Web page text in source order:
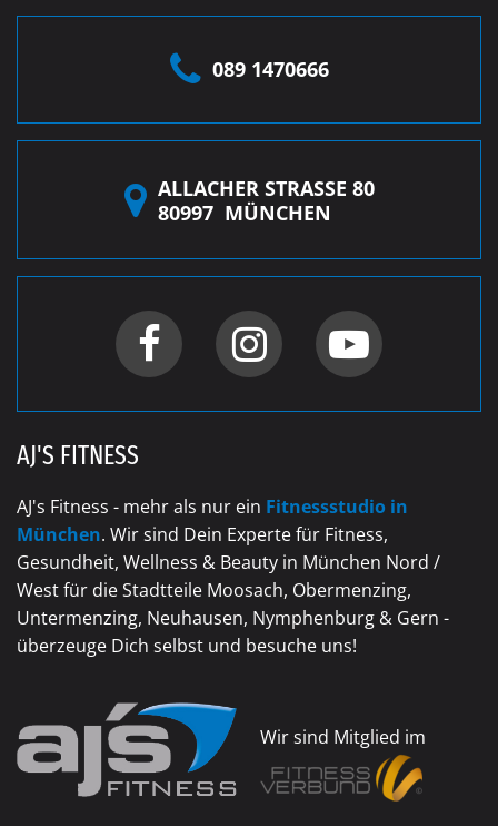
089 1470666
ALLACHER STRASSE 80
80997 MÜNCHEN
AJ'S FITNESS
AJ's Fitness - mehr als nur ein Fitnessstudio in
München. Wir sind Dein Experte für Fitness,
Gesundheit, Wellness & Beauty in München Nord /
West für die Stadtteile Moosach, Obermenzing,
Untermenzing, Neuhausen, Nymphenburg & Gern -
überzeuge Dich selbst und besuche uns!
Wir sind Mitglied im